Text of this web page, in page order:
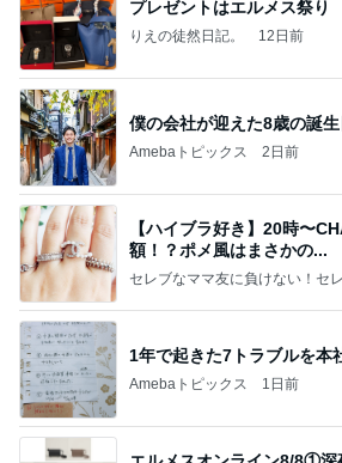
プレゼントはエルメス祭り
りえの徒然日記。 12日前
僕の会社が迎えた8歳の誕生
Amebaトピックス 2日前
【ハイブラ好き】20時〜
額！？ポメ風はまさかの...
セレブなママ友に負けない！セ
1年で起きた7トラブルを本
Amebaトピックス 1日前